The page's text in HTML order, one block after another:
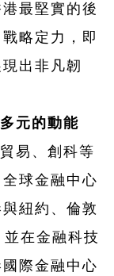
最堅實的後
略定力，即
出非凡韌
元的動能
易、創科等
球金融中心
紐約、倫敦
在金融科技
際金融中心